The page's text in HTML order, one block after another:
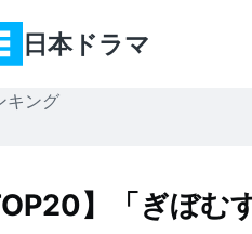
日本ドラマ
キング
】「ぎぼむ